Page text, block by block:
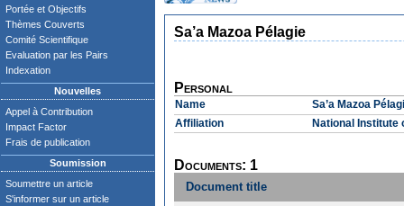
Portée et Objectifs
Thèmes Couverts
Comité Scientifique
Evaluation par les Pairs
Indexation
Nouvelles
Appel à Contribution
Impact Factor
Frais de publication
Soumission
Soumettre un article
S'informer sur un article
Sa’a Mazoa Pélagie
Personal
Name
Sa’a Mazoa
Affiliation
National Institute
Documents: 1
Document title